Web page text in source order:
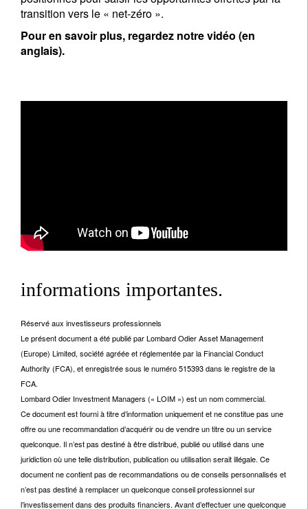
transition vers le « net-zéro ».
Pour en savoir plus, regardez notre vidéo (en
anglais).
informations importantes.
Réservé aux investisseurs professionnels
Le présent document a été publié par Lombard Odier Asset Management
(Europe) Limited, société agréée et réglementée par la Financial Conduct
Authority (FCA), et enregistrée sous le numéro 515393 dans le registre de la
FCA.
Lombard Odier Investment Managers (« LOIM ») est un nom commercial.
Ce document est fourni à titre d’information uniquement et ne constitue pas une
offre ou une recommandation d’acquérir ou de vendre un titre ou un service
quelconque. Il n’est pas destiné à être distribué, publié ou utilisé dans une
juridiction où une telle distribution, publication ou utilisation serait illégale. Ce
document ne contient pas de recommandations ou de conseils personnalisés et
n’est pas destiné à remplacer un quelconque conseil professionnel sur
l’investissement dans des produits financiers. Avant d’effectuer une quelconque